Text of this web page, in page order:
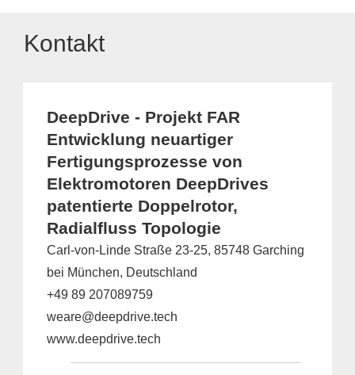
Kontakt
DeepDrive - Projekt FAR
Entwicklung neuartiger
Fertigungsprozesse von
Elektromotoren DeepDrives
patentierte Doppelrotor,
Radialfluss Topologie
Carl-von-Linde Straße 23-25, 85748 Garching
bei München, Deutschland
+49 89 207089759
weare@deepdrive.tech
www.deepdrive.tech